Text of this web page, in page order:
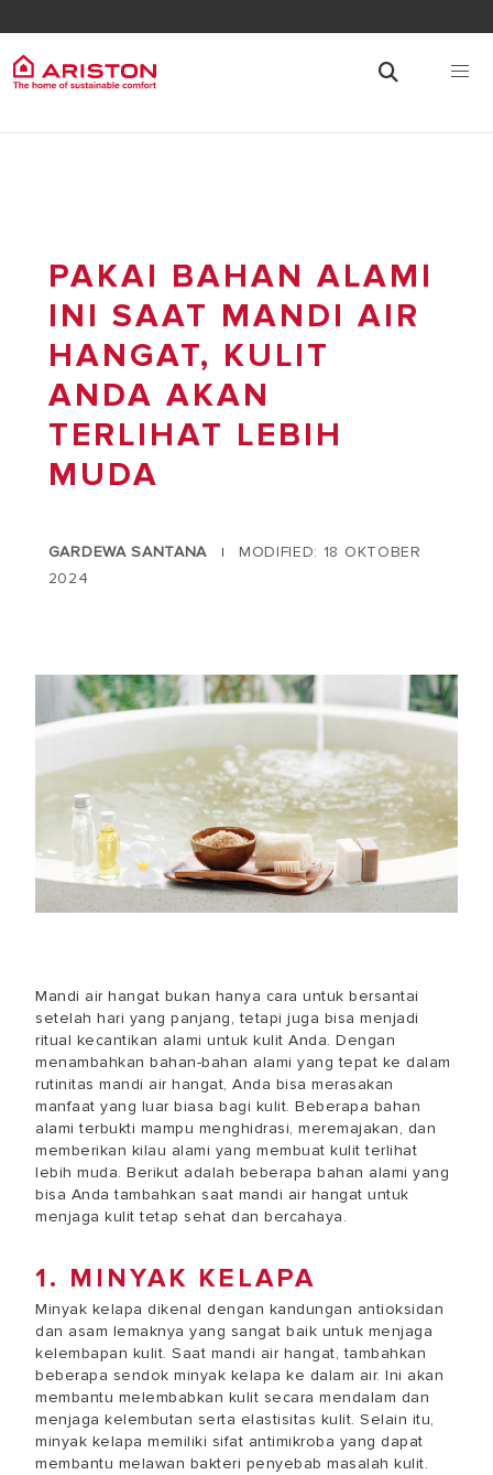
PAKAI BAHAN ALAMI
INI SAAT MANDI AIR
HANGAT, KULIT
ANDA AKAN
TERLIHAT LEBIH
MUDA
GARDEWA SANTANA |
MODIFIED: 18 OKTOBER
2024
Mandi air hangat bukan hanya cara untuk bersantai
setelah hari yang panjang, tetapi juga bisa menjadi
ritual kecantikan alami untuk kulit Anda. Dengan
menambahkan bahan-bahan alami yang tepat ke dalam
rutinitas mandi air hangat, Anda bisa merasakan
manfaat yang luar biasa bagi kulit. Beberapa bahan
alami terbukti mampu menghidrasi, meremajakan, dan
memberikan kilau alami yang membuat kulit terlihat
lebih muda. Berikut adalah beberapa bahan alami yang
bisa Anda tambahkan saat mandi air hangat untuk
menjaga kulit tetap sehat dan bercahaya.
1. MINYAK KELAPA
Minyak kelapa dikenal dengan kandungan antioksidan
dan asam lemaknya yang sangat baik untuk menjaga
kelembapan kulit. Saat mandi air hangat, tambahkan
beberapa sendok minyak kelapa ke dalam air. Ini akan
membantu melembabkan kulit secara mendalam dan
menjaga kelembutan serta elastisitas kulit. Selain itu,
minyak kelapa memiliki sifat antimikroba yang dapat
membantu melawan bakteri penyebab masalah kulit.